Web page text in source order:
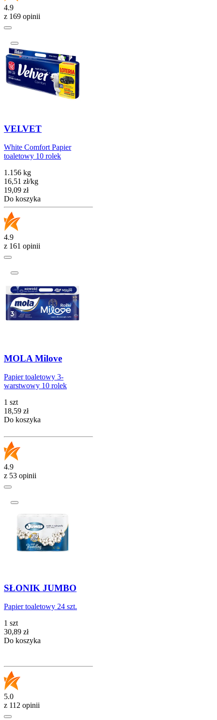
4.9
z 169 opinii
VELVET
White Comfort Papier
toaletowy 10 rolek
1.156 kg
16,51 zł/kg
Cena
19,09 zł
Do koszyka
4.9
z 161 opinii
MOLA Milove
Papier toaletowy 3-
warstwowy 10 rolek
1 szt
Cena
18,59 zł
Do koszyka
4.9
z 53 opinii
SŁONIK JUMBO
Papier toaletowy 24 szt.
1 szt
Cena
30,89 zł
Do koszyka
5.0
z 112 opinii